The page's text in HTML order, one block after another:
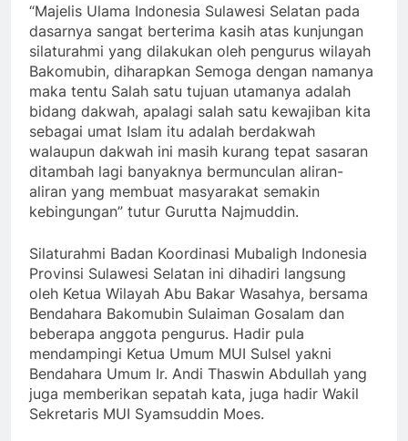
“Majelis Ulama Indonesia Sulawesi Selatan pada
dasarnya sangat berterima kasih atas kunjungan
silaturahmi yang dilakukan oleh pengurus wilayah
Bakomubin, diharapkan Semoga dengan namanya
maka tentu Salah satu tujuan utamanya adalah
bidang dakwah, apalagi salah satu kewajiban kita
sebagai umat Islam itu adalah berdakwah
walaupun dakwah ini masih kurang tepat sasaran
ditambah lagi banyaknya bermunculan aliran-
aliran yang membuat masyarakat semakin
kebingungan” tutur Gurutta Najmuddin.
Silaturahmi Badan Koordinasi Mubaligh Indonesia
Provinsi Sulawesi Selatan ini dihadiri langsung
oleh Ketua Wilayah Abu Bakar Wasahya, bersama
Bendahara Bakomubin Sulaiman Gosalam dan
beberapa anggota pengurus. Hadir pula
mendampingi Ketua Umum MUI Sulsel yakni
Bendahara Umum Ir. Andi Thaswin Abdullah yang
juga memberikan sepatah kata, juga hadir Wakil
Sekretaris MUI Syamsuddin Moes.